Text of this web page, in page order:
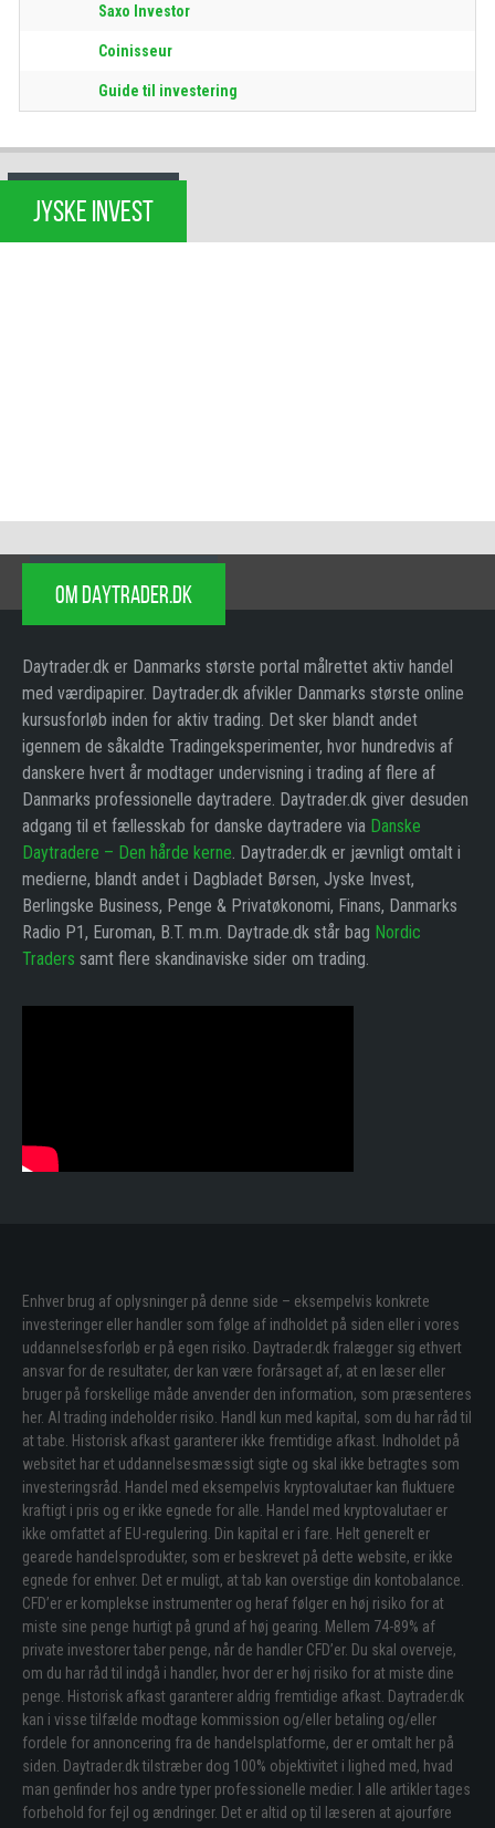
Saxo Investor
Coinisseur
Guide til investering
JYSKE INVEST
OM DAYTRADER.DK
Daytrader.dk er Danmarks største portal målrettet aktiv handel
med værdipapirer. Daytrader.dk afvikler Danmarks største online
kursusforløb inden for aktiv trading. Det sker blandt andet
igennem de såkaldte Tradingeksperimenter, hvor hundredvis af
danskere hvert år modtager undervisning i trading af flere af
Danmarks professionelle daytradere. Daytrader.dk giver desuden
adgang til et fællesskab for danske daytradere via Danske
Daytradere – Den hårde kerne. Daytrader.dk er jævnligt omtalt i
medierne, blandt andet i Dagbladet Børsen, Jyske Invest,
Berlingske Business, Penge & Privatøkonomi, Finans, Danmarks
Radio P1, Euroman, B.T. m.m. Daytrade.dk står bag Nordic
Traders samt flere skandinaviske sider om trading.
Enhver brug af oplysninger på denne side – eksempelvis konkrete
investeringer eller handler som følge af indholdet på siden eller i vores
uddannelsesforløb er på egen risiko. Daytrader.dk fralægger sig ethvert
ansvar for de resultater, der kan være forårsaget af, at en læser eller
bruger på forskellige måde anvender den information, som præsenteres
her. Al trading indeholder risiko. Handl kun med kapital, som du har råd til
at tabe. Historisk afkast garanterer ikke fremtidige afkast. Indholdet på
websitet har et uddannelsesmæssigt sigte og skal ikke betragtes som
investeringsråd. Handel med eksempelvis kryptovalutaer kan fluktuere
kraftigt i pris og er ikke egnede for alle. Handel med kryptovalutaer er
ikke omfattet af EU-regulering. Din kapital er i fare. Helt generelt er
gearede handelsprodukter, som er beskrevet på dette website, er ikke
egnede for enhver. Det er muligt, at tab kan overstige din kontobalance.
CFD’er er komplekse instrumenter og heraf følger en høj risiko for at
miste sine penge hurtigt på grund af høj gearing. Mellem 74-89% af
private investorer taber penge, når de handler CFD’er. Du skal overveje,
om du har råd til indgå i handler, hvor der er høj risiko for at miste dine
penge. Historisk afkast garanterer aldrig fremtidige afkast. Daytrader.dk
kan i visse tilfælde modtage kommission og/eller betaling og/eller
fordele for annoncering fra de handelsplatforme, der er omtalt her på
siden. Daytrader.dk tilstræber dog 100% objektivitet i lighed med, hvad
man genfinder hos andre typer professionelle medier. I alle artikler tages
forbehold for fejl og ændringer. Det er altid op til læseren at ajourføre